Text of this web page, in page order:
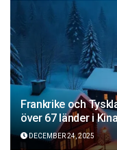
Frankrike och
över 67 länder i
DECEMBER 24, 2025